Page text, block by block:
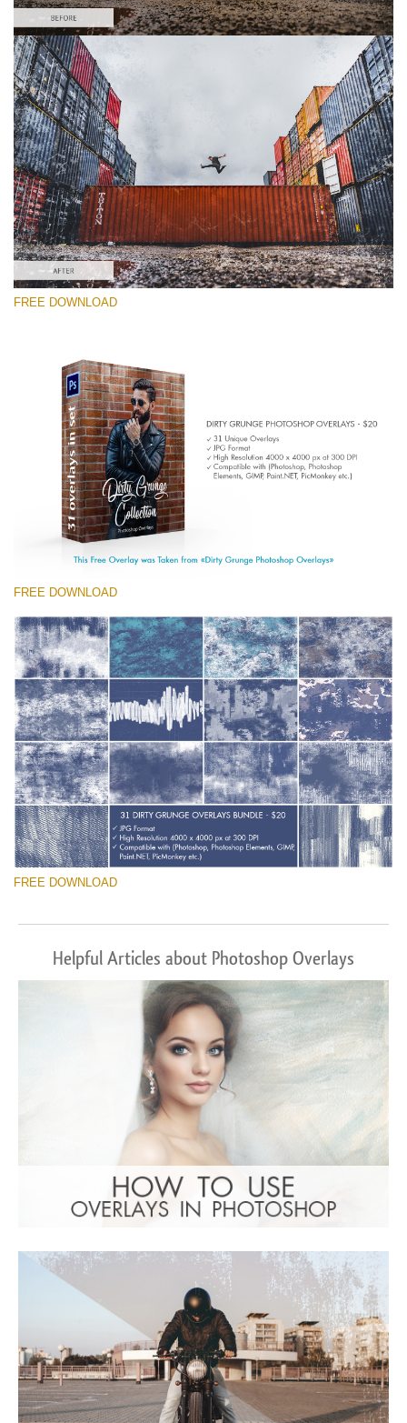
Free Photoshop Overlay #4
Small 800*533px
Dirty Grunge
(31 Overlays)
Large 6000*4000px
Large 6000*4000px
Entire Collection
(1783 Overlays)
Large 6000*4000px
Tải xuống miễn phí
FREE DOWNLOAD
FREE DOWNLOAD
FREE DOWNLOAD
Helpful Articles about Photoshop Overlays